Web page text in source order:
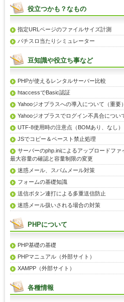
役立つかも？なもの
指定URLページのファイルサイズ計測
パチスロ当たりシミュレーター
豆知識や役立ち事など
PHPが使えるレンタルサーバー比較
htaccessでBasic認証
Yahooジオプラスへの導入について（重要）
Yahooジオプラスでログイン不具合につい
UTF-8使用時の注意点（BOMあり、なし）
JSでコピー＆ペースト禁止処理
サーバーのphp.iniによるアップロードファ
最大容量の確認と容量制限の変更
迷惑メール、スパムメール対策
フォームの基礎知識
送信ボタン連打による多重送信防止
迷惑メール扱いされる場合の対策
PHPについて
PHP基礎の基礎
PHPマニュアル（外部サイト）
XAMPP（外部サイト）
各種情報